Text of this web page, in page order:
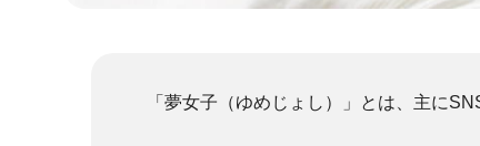
「夢女子（ゆめじょし）」とは、主に